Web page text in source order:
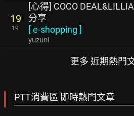
19
19
[心得] COCO
分享
[e-shopping ]
yuzuni
更多 近期熱門
PTT消費區 即時熱門文章